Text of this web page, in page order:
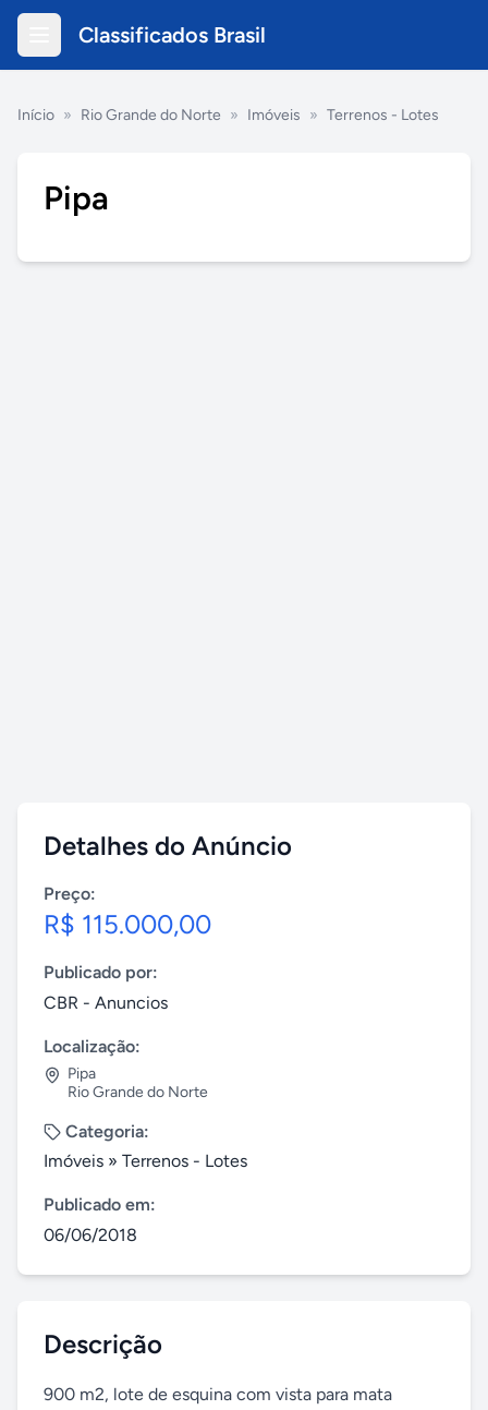
Classificados Brasil
Início » Rio Grande do Norte » Imóveis » Terrenos - Lotes
Pipa
Detalhes do Anúncio
Preço:
R$ 115.000,00
Publicado por:
CBR - Anuncios
Localização:
Pipa
Rio Grande do Norte
Categoria:
Imóveis » Terrenos - Lotes
Publicado em:
06/06/2018
Descrição
900 m2, lote de esquina com vista para mata